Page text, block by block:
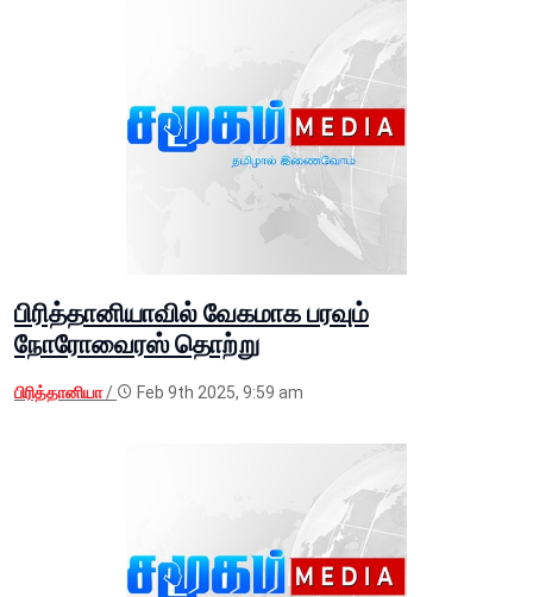
பிரித்தானியாவில் வேகமாக பரவும்
நோரோவைரஸ் தொற்று
பிரித்தானியா/ Feb 9th 2025, 9:59 am